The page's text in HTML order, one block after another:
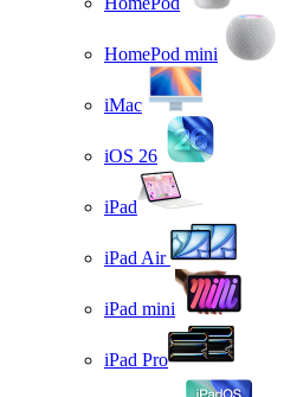
HomePod mini
iMac
iOS 26
iPad
iPad Air
iPad mini
iPad Pro